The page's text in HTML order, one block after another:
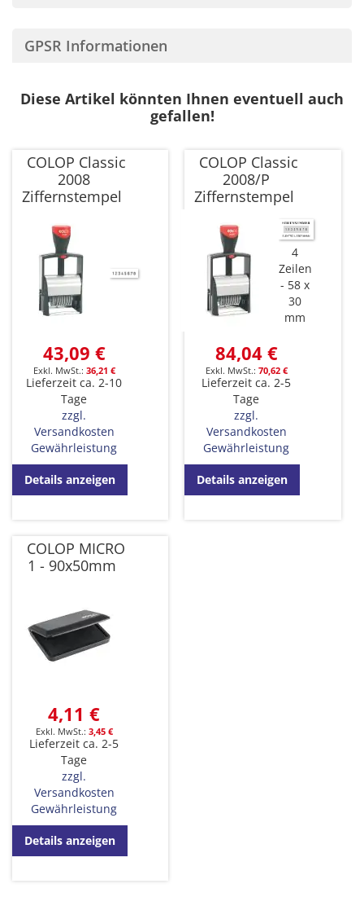
GPSR Informationen
Diese Artikel könnten Ihnen eventuell auch
gefallen!
COLOP Classic
2008
Ziffernstempel
43,09 €
36,21 €
Lieferzeit ca. 2-10
Tage
zzgl.
Versandkosten
Gewährleistung
Details anzeigen
COLOP Classic
2008/P
Ziffernstempel
4
Zeilen
58 x
30
mm
84,04 €
70,62 €
Lieferzeit ca. 2-5
Tage
zzgl.
Versandkosten
Gewährleistung
Details anzeigen
COLOP MICRO
1 - 90x50mm
4,11 €
3,45 €
Lieferzeit ca. 2-5
Tage
zzgl.
Versandkosten
Gewährleistung
Details anzeigen